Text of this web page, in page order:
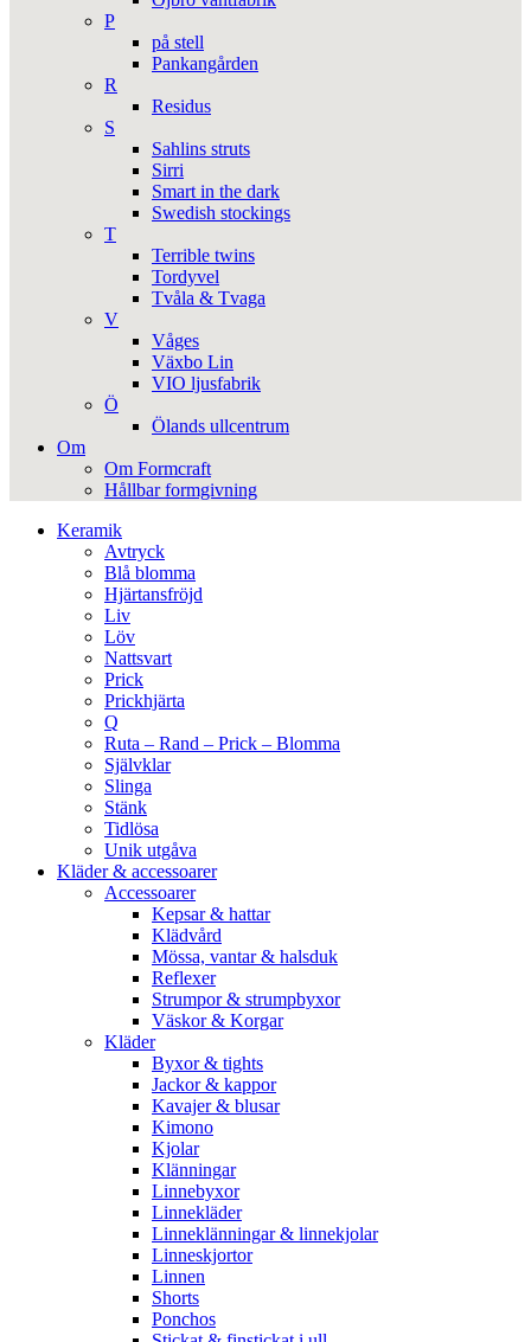
P
på stell
Pankangården
R
Residus
S
Sahlins struts
Sirri
Smart in the dark
Swedish stockings
T
Terrible twins
Tordyvel
Tvåla & Tvaga
V
Våges
Växbo Lin
VIO ljusfabrik
Ö
Ölands ullcentrum
Om
Om Formcraft
Hållbar formgivning
Keramik
Avtryck
Blå blomma
Hjärtansfröjd
Liv
Löv
Nattsvart
Prick
Prickhjärta
Q
Ruta – Rand – Prick – Blomma
Självklar
Slinga
Stänk
Tidlösa
Unik utgåva
Kläder & accessoarer
Accessoarer
Kepsar & hattar
Klädvård
Mössa, vantar & halsduk
Reflexer
Strumpor & strumpbyxor
Väskor & Korgar
Kläder
Byxor & tights
Jackor & kappor
Kavajer & blusar
Kimono
Kjolar
Klänningar
Linnebyxor
Linnekläder
Linneklänningar & linnekjolar
Linneskjortor
Linnen
Shorts
Ponchos